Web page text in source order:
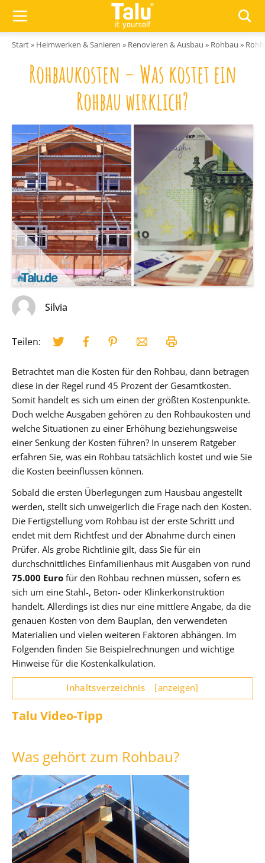
Start» Heimwerken & Sanieren » Renovieren & Ausbau » Rohbau »
Rohbaukosten – Was kostet ein
Rohbau wirklich?
Silvia
Teilen:
Betrachtet man die Kosten für den Rohbau, dann betragen
diese in der Regel rund 45 Prozent der Gesamtkosten.
Somit handelt es sich um einen der größten Kostenpunkte.
Doch welche Ausgaben gehören zu den Rohbaukosten und
welche Situationen zu einer Erhöhung beziehungsweise
einer Senkung der Kosten führen? In unserem Ratgeber
erfahren Sie, was ein Rohbau tatsächlich kostet und wie Sie
die Kosten beeinflussen können.
Sobald die ersten Überlegungen zum Hausbau angestellt
werden, stellt sich unweigerlich die Frage nach den Kosten.
Die Fertigstellung vom Rohbau ist der erste Schritt und
endet mit dem Richtfest und der Abnahme durch einen
Prüfer. Als grobe Richtlinie gilt, dass Sie für ein
durchschnittliches Einfamilienhaus mit Ausgaben von rund
75.000 Euro für den Rohbau rechnen müssen, sofern es
sich um eine Stahl-, Beton- oder Klinkerkonstruktion
handelt. Allerdings ist dies nur eine mittlere Angabe, da die
genauen Kosten von dem Bauplan, den verwendeten
Materialien und vielen weiteren Faktoren abhängen. Im
Folgenden finden Sie Beispielrechnungen und wichtige
Hinweise für die Kostenkalkulation.
Inhaltsverzeichnis [anzeigen]
Talu Video-Tipp
Was gehört zum Rohbau?